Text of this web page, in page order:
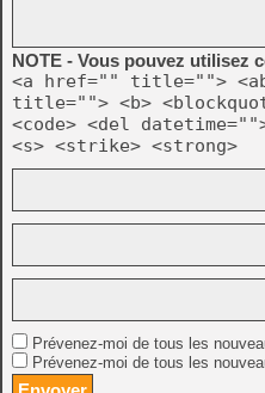
NOTE - Vous pouvez utilisez
<a href="" title="">
title=""> <b>
<code> <del
<s> <strike> <strong>
Prévenez-moi de tous les
Prévenez-moi de tous les